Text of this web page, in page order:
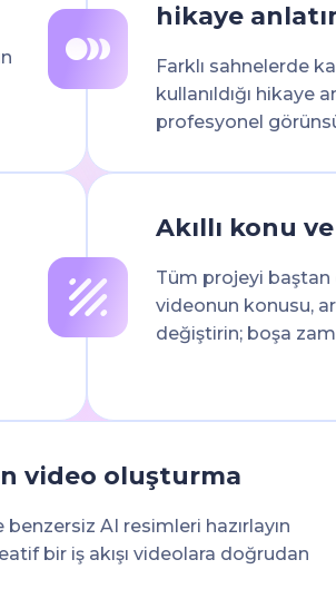
hikaye
Farklı sahnelerde
kullanıldığı hikaye
profesyonel
Akıllı konu
Tüm projeyi
videonun konusu,
değiştirin; boşa
video oluşturma
AI resimleri hazırlayın
bir iş akışı videolara doğrudan